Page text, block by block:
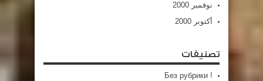
نوفمبر 2000
أكتوبر 2000
تصنيفات
! Без рубрики